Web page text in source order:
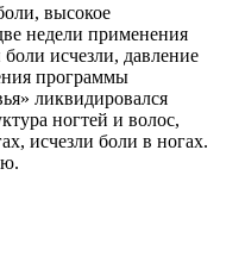
высокое
недели применения
исчезли, давление
программы
ликвидировался
ногтей и волос,
исчезли боли в ногах.